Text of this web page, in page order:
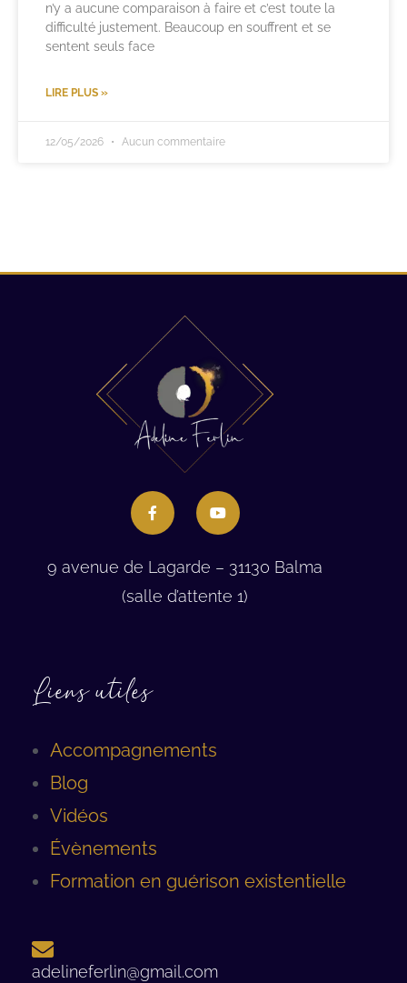
n’y a aucune comparaison à faire et c’est toute la
difficulté justement. Beaucoup en souffrent et se
sentent seuls face
LIRE PLUS »
12/05/2026 Aucun commentaire
9 avenue de Lagarde – 31130 Balma
(salle d’attente 1)
Liens utiles
Accompagnements
Blog
Vidéos
Évènements
Formation en guérison existentielle
adelineferlin@gmail.com